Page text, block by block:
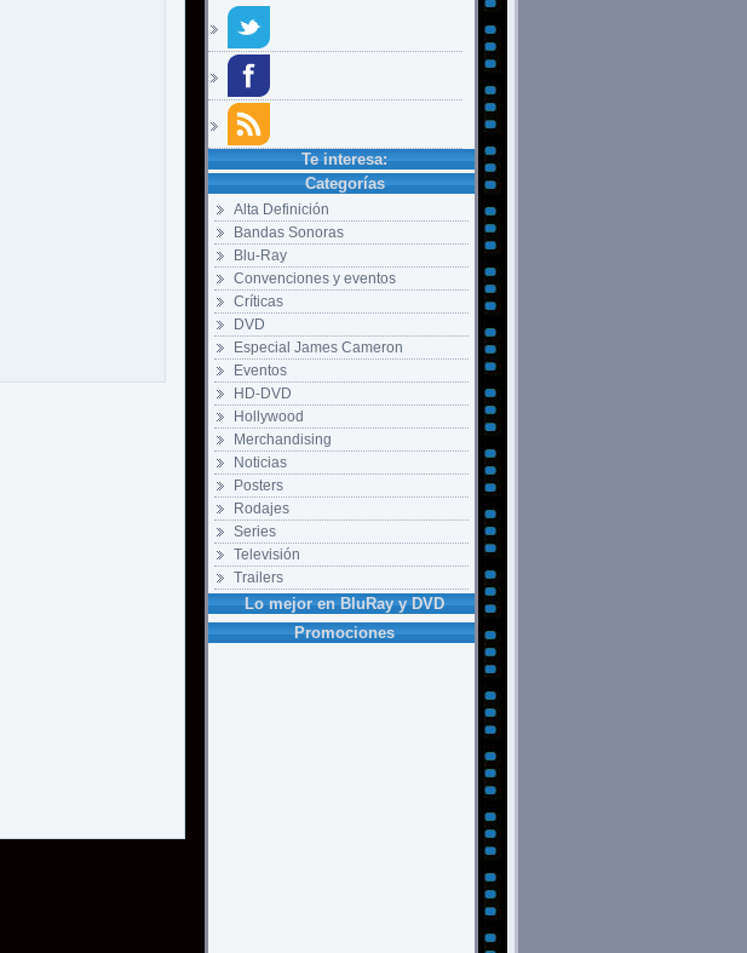
Te interesa:
Categorías
Alta Definición
Bandas Sonoras
Blu-Ray
Convenciones y eventos
Críticas
DVD
Especial James Cameron
Eventos
HD-DVD
Hollywood
Merchandising
Noticias
Posters
Rodajes
Series
Televisión
Trailers
Lo mejor en BluRay y DVD
Promociones